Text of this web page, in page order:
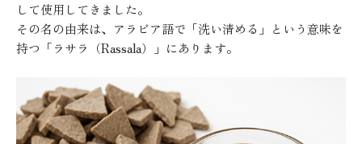
して使用してきました。
その名の由来は、アラビア語で「洗い清める」という意味を
持つ「ラサラ（Rassala）」にあります。